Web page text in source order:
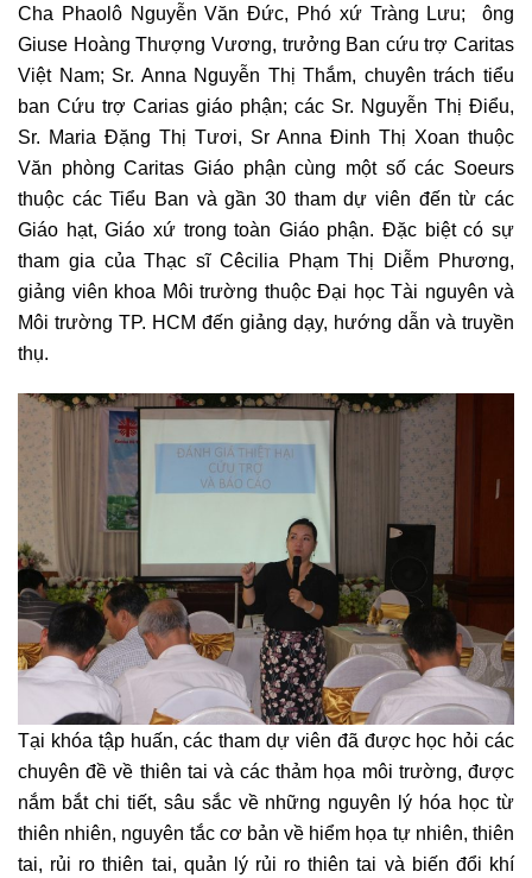
Cha Phaolô Nguyễn Văn Đức, Phó xứ Tràng Lưu; ông
Giuse Hoàng Thượng Vương, trưởng Ban cứu trợ Caritas
Việt Nam; Sr. Anna Nguyễn Thị Thắm, chuyên trách tiểu
ban Cứu trợ Carias giáo phận; các Sr. Nguyễn Thị Điểu,
Sr. Maria Đặng Thị Tươi, Sr Anna Đinh Thị Xoan thuộc
Văn phòng Caritas Giáo phận cùng một số các Soeurs
thuộc các Tiểu Ban và gần 30 tham dự viên đến từ các
Giáo hạt, Giáo xứ trong toàn Giáo phận. Đặc biệt có sự
tham gia của Thạc sĩ Cêcilia Phạm Thị Diễm Phương,
giảng viên khoa Môi trường thuộc Đại học Tài nguyên và
Môi trường TP. HCM đến giảng dạy, hướng dẫn và truyền
thụ.
Tại khóa tập huấn, các tham dự viên đã được học hỏi các
chuyên đề về thiên tai và các thảm họa môi trường, được
nắm bắt chi tiết, sâu sắc về những nguyên lý hóa học từ
thiên nhiên, nguyên tắc cơ bản về hiểm họa tự nhiên, thiên
tai, rủi ro thiên tai, quản lý rủi ro thiên tai và biến đổi khí